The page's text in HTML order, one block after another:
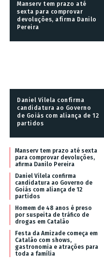
Manserv tem prazo até
sexta para comprovar
devoluções, afirma Danilo
Pereira
Daniel Vilela confirma
candidatura ao Governo
de Goiás com aliança de 12
partidos
Manserv tem prazo até sexta
para comprovar devoluções,
afirma Danilo Pereira
Daniel Vilela confirma
candidatura ao Governo de
Goiás com aliança de 12
partidos
Homem de 48 anos é preso
por suspeita de tráfico de
drogas em Catalão
Festa da Amizade começa em
Catalão com shows,
gastronomia e atrações para
toda a família